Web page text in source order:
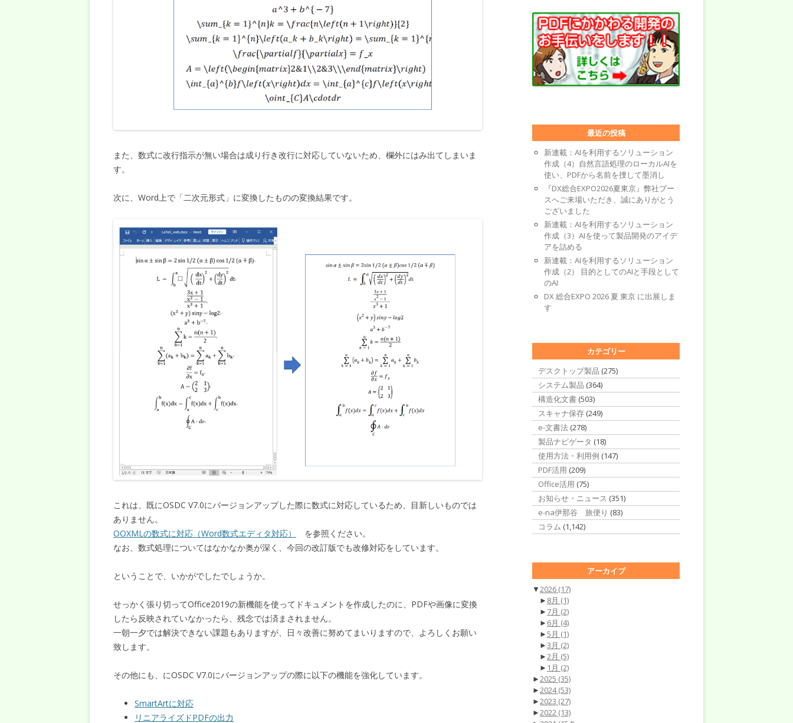
また、数式に改行指示が無い場合は成り行き改行に対応していないため、欄外にはみ出てしまいま
す。
次に、Word上で「二次元形式」に変換したものの変換結果です。
これは、既にOSDC V7.0にバージョンアップした際に数式に対応しているため、目新しいものでは
ありません。
OOXMLの数式に対応（Word数式エディタ対応）
を参照ください。
なお、数式処理についてはなかなか奥が深く、今回の改訂版でも改修対応をしています。
ということで、いかがでしたでしょうか。
せっかく張り切ってOffice2019の新機能を使ってドキュメントを作成したのに、PDFや画像に変換
したら反映されていなかったら、残念では済まされません。
一朝一夕では解決できない課題もありますが、日々改善に努めてまいりますので、よろしくお願い
致します。
その他にも、にOSDC V7.0にバージョンアップの際に以下の機能を強化しています。
SmartArtに対応
リニアライズドPDFの出力
最近の投稿
新連載：AIを利用するソリューション
作成（4）自然言語処理のローカルAIを
使い、PDFから名前を捜して墨消し
『DX総合EXPO2026夏東京』弊社ブー
スへご来場いただき、誠にありがとう
ございました
新連載：AIを利用するソリューション
作成（3）AIを使って製品開発のアイデ
アを詰める
新連載：AIを利用するソリューション
作成（2） 目的としてのAIと手段として
のAI
DX 総合EXPO 2026 夏 東京 に出展しま
す
カテゴリー
デスクトップ製品 (275)
システム製品 (364)
構造化文書 (503)
スキャナ保存 (249)
e-文書法 (278)
製品ナビゲータ (18)
使用方法・利用例 (147)
PDF活用 (209)
Office活用 (75)
お知らせ・ニュース (351)
e-na伊那谷 旅便り (83)
コラム (1,142)
アーカイブ
▼2026 (17)
► 8月 (1)
► 7月 (2)
► 6月 (4)
►5月 (1)
►3月 (2)
►2月 (5)
► 1月 (2)
►2025 (35)
►2024(53)
►2023 (27)
►2022 (13)